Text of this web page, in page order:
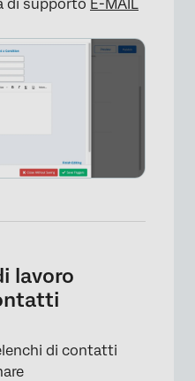
×
di supporto E-MAIL
lavoro
di contatti